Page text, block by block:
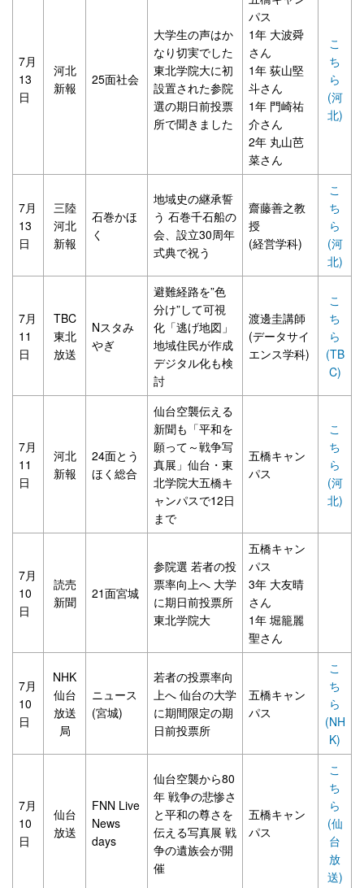
7月
13
日
河北
新報
25面社会
大学生の声はか
なり切実でした
東北学院大に初
設置された参院
選の期日前投票
所で聞きました
パス
1年 大波舜
さん
1年 荻山堅
斗さん
1年 門崎祐
介さん
2年 丸山芭
菜さん
こ
ち
ら
(河
北)
7月
13
日
三陸
河北
新報
石巻かほ
く
地域史の継承誓
う 石巻千石船の
会、設立30周年
式典で祝う
齋藤善之教
授
(経営学科)
こ
ち
ら
(河
北)
7月
11
日
TBC
東北
放送
Nスタみ
やぎ
避難経路を”色
分け”して可視
化「逃げ地図」
地域住民が作成
デジタル化も検
討
渡邊圭講師
(データサイ
エンス学科)
こ
ち
ら
(TB
C)
7月
11
日
河北
新報
24面とう
ほく総合
仙台空襲伝える
新聞も「平和を
願って～戦争写
真展」仙台・東
北学院大五橋キ
ャンパスで12日
まで
五橋キャン
パス
こ
ち
ら
(河
北)
7月
10
日
読売
新聞
21面宮城
参院選 若者の投
票率向上へ 大学
に期日前投票所
東北学院大
五橋キャン
パス
3年 大友晴
さん
1年 堀籠麗
聖さん
7月
10
日
NHK
仙台
放送
局
ニュース
(宮城)
若者の投票率向
上へ 仙台の大学
に期間限定の期
日前投票所
五橋キャン
パス
こ
ち
ら
(NH
K)
7月
10
日
仙台
放送
FNN Live
News
days
仙台空襲から80
年 戦争の悲惨さ
と平和の尊さを
伝える写真展 戦
争の遺族会が開
催
五橋キャン
パス
こ
ち
ら
(仙
台
放
送)